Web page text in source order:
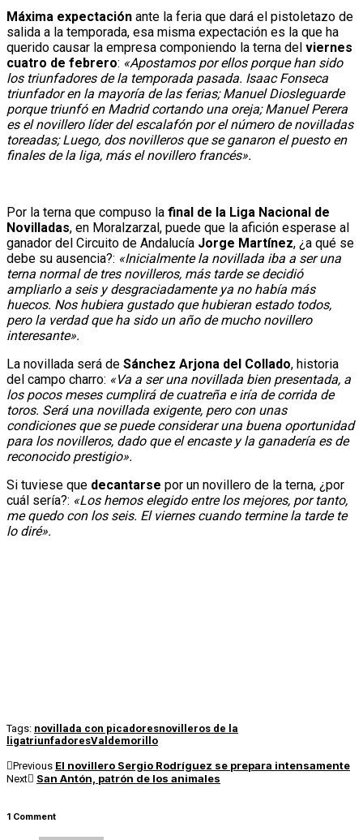
Máxima expectación ante la feria que dará el pistoletazo de
salida a la temporada, esa misma expectación es la que ha
querido causar la empresa componiendo la terna del viernes
cuatro de febrero: «Apostamos por ellos porque han sido
los triunfadores de la temporada pasada. Isaac Fonseca
triunfador en la mayoría de las ferias; Manuel Diosleguarde
porque triunfó en Madrid cortando una oreja; Manuel Perera
es el novillero líder del escalafón por el número de novilladas
toreadas; Luego, dos novilleros que se ganaron el puesto en
finales de la liga, más el novillero francés».
Por la terna que compuso la final de la Liga Nacional de
Novilladas, en Moralzarzal, puede que la afición esperase al
ganador del Circuito de Andalucía Jorge Martínez, ¿a qué se
debe su ausencia?: «Inicialmente la novillada iba a ser una
terna normal de tres novilleros, más tarde se decidió
ampliarlo a seis y desgraciadamente ya no había más
huecos. Nos hubiera gustado que hubieran estado todos,
pero la verdad que ha sido un año de mucho novillero
interesante».
La novillada será de Sánchez Arjona del Collado, historia
del campo charro: «Va a ser una novillada bien presentada, a
los pocos meses cumplirá de cuatreña e iría de corrida de
toros. Será una novillada exigente, pero con unas
condiciones que se puede considerar una buena oportunidad
para los novilleros, dado que el encaste y la ganadería es de
reconocido prestigio».
Si tuviese que decantarse por un novillero de la terna, ¿por
cuál sería?: «Los hemos elegido entre los mejores, por tanto,
me quedo con los seis. El viernes cuando termine la tarde te
lo diré».
Tags: novillada con picadoresnovilleros de la
ligatriunfadoresValdemorillo
Previous El novillero Sergio Rodríguez se prepara intensamente
Next San Antón, patrón de los animales
1 Comment